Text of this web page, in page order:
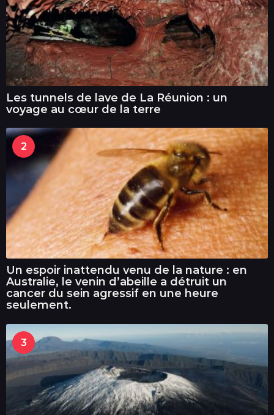
Les tunnels de lave de La Réunion : un
voyage au cœur de la terre
2
Un espoir inattendu venu de la nature : en
Australie, le venin d’abeille a détruit un
cancer du sein agressif en une heure
seulement.
3